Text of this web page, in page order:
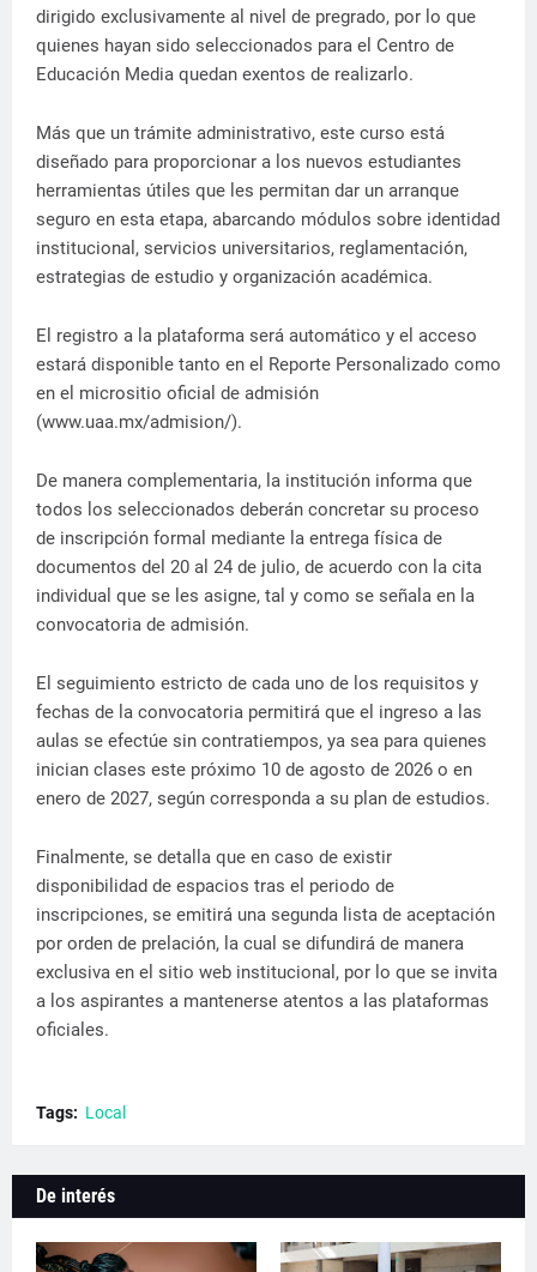
dirigido exclusivamente al nivel de pregrado, por lo que
quienes hayan sido seleccionados para el Centro de
Educación Media quedan exentos de realizarlo.
Más que un trámite administrativo, este curso está
diseñado para proporcionar a los nuevos estudiantes
herramientas útiles que les permitan dar un arranque
seguro en esta etapa, abarcando módulos sobre identidad
institucional, servicios universitarios, reglamentación,
estrategias de estudio y organización académica.
El registro a la plataforma será automático y el acceso
estará disponible tanto en el Reporte Personalizado como
en el micrositio oficial de admisión
(www.uaa.mx/admision/).
De manera complementaria, la institución informa que
todos los seleccionados deberán concretar su proceso
de inscripción formal mediante la entrega física de
documentos del 20 al 24 de julio, de acuerdo con la cita
individual que se les asigne, tal y como se señala en la
convocatoria de admisión.
El seguimiento estricto de cada uno de los requisitos y
fechas de la convocatoria permitirá que el ingreso a las
aulas se efectúe sin contratiempos, ya sea para quienes
inician clases este próximo 10 de agosto de 2026 o en
enero de 2027, según corresponda a su plan de estudios.
Finalmente, se detalla que en caso de existir
disponibilidad de espacios tras el periodo de
inscripciones, se emitirá una segunda lista de aceptación
por orden de prelación, la cual se difundirá de manera
exclusiva en el sitio web institucional, por lo que se invita
a los aspirantes a mantenerse atentos a las plataformas
oficiales.
Tags: Local
De interés